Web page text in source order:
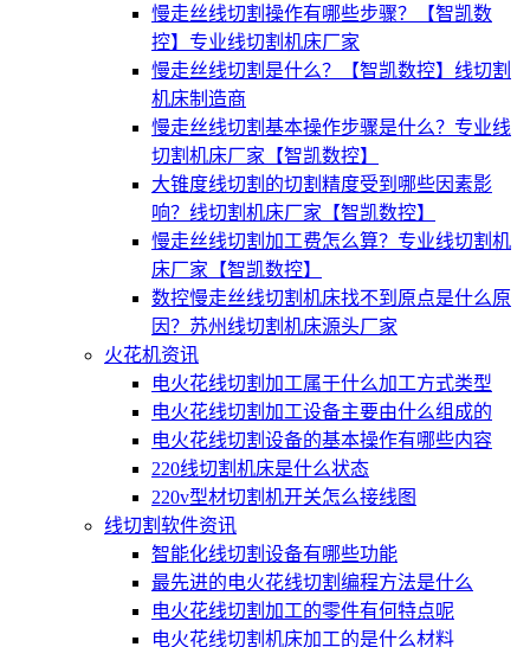
慢走丝线切割操作有哪些步骤？【智凯数
控】专业线切割机床厂家
慢走丝线切割是什么？【智凯数控】线切割
机床制造商
慢走丝线切割基本操作步骤是什么？专业线
切割机床厂家【智凯数控】
大锥度线切割的切割精度受到哪些因素影
响？线切割机床厂家【智凯数控】
慢走丝线切割加工费怎么算？专业线切割机
床厂家【智凯数控】
数控慢走丝线切割机床找不到原点是什么原
因？苏州线切割机床源头厂家
火花机资讯
电火花线切割加工属于什么加工方式类型
电火花线切割加工设备主要由什么组成的
电火花线切割设备的基本操作有哪些内容
220线切割机床是什么状态
220v型材切割机开关怎么接线图
线切割软件资讯
智能化线切割设备有哪些功能
最先进的电火花线切割编程方法是什么
电火花线切割加工的零件有何特点呢
电火花线切割机床加工的是什么材料